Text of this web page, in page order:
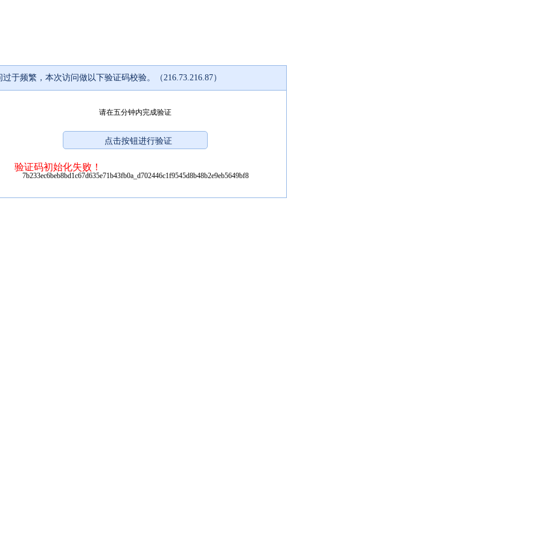
过于频繁，本次访问做以下验证码校验。（216.73.216.87）
请在五分钟内完成验证
验证码初始化失败！
7b233ec6beb8bd1c67d635e71b43fb0a_d702446c1f9545d8b48b2e9eb5649bf8